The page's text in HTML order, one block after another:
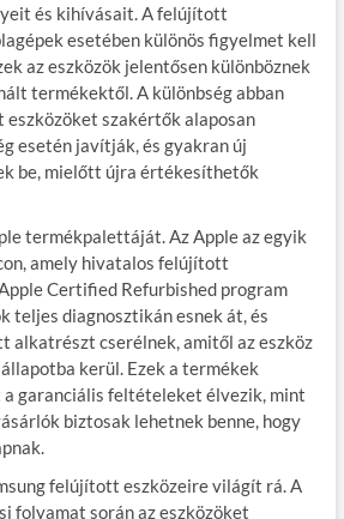
és kihívásait. A felújított
esetében különös figyelmet kell
az eszközök jelentősen különböznek
termékektől. A különbség abban
szakértők alaposan
esetén javítják, és gyakran új
be, mielőtt újra értékesíthetők
termékpalettáját. Az Apple az egyik
amely hivatalos felújított
Certified Refurbished program
teljes diagnosztikán esnek át, és
alkatrészt cserélnek, amitől az eszköz
kerül. Ezek a termékek
garanciális feltételeket élvezik, mint
biztosak lehetnek benne, hogy
felújított eszközeire világít rá. A
folyamat során az eszközöket